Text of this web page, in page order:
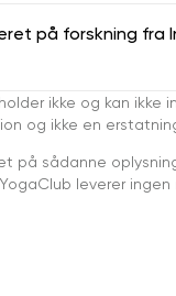
på forskning fra
ikke og kan ikke
og ikke en
på sådanne
leverer